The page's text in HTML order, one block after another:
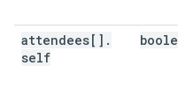
attendees[] .
self